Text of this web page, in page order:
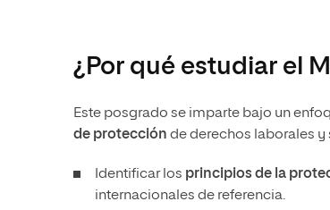
¿Por qué estudiar el
Este posgrado se imparte bajo un
de protección de derechos laborales y
Identificar los principios de la
internacionales de referencia.